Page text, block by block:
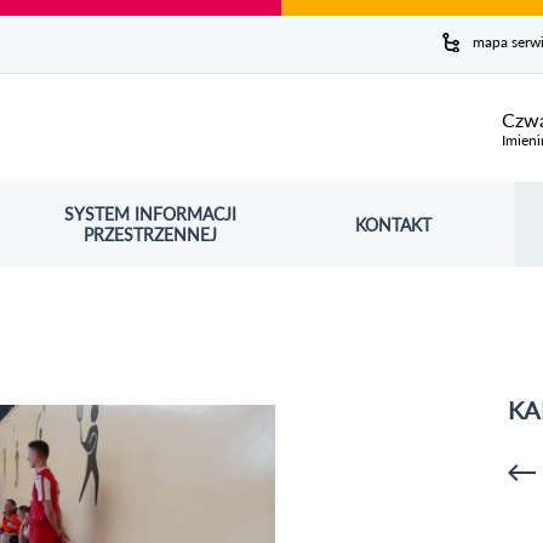
mapa
SYSTEM INFORMACJI
PRZESTRZENNEJ
OTWORZY SIĘ W NOWYM OKNIE KONTAKT